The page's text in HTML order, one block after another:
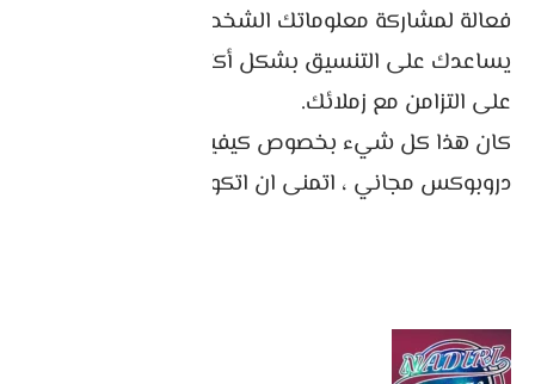
فعالة لمشاركة معلوماتك الشخصية والتجارية.
يساعدك على التنسيق بشكل أكثر كفاءة والحفاظ
على التزامن مع زملائك.
كان هذا كل شيء بخصوص كيفية انشاء حساب
دروبوكس مجاني ، اتمنى ان اتكون المقالة افادتكم .